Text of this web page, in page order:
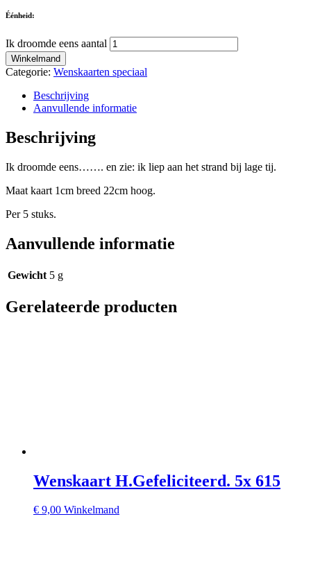
Éénheid:
Ik droomde eens aantal
Winkelmand
Categorie: Wenskaarten speciaal
Beschrijving
Aanvullende informatie
Beschrijving
Ik droomde eens……. en zie: ik liep aan het strand bij lage tij.
Maat kaart 1cm breed 22cm hoog.
Per 5 stuks.
Aanvullende informatie
Gewicht 5 g
Gerelateerde producten
Wenskaart H.Gefeliciteerd. 5x 615
€ 9,00 Winkelmand